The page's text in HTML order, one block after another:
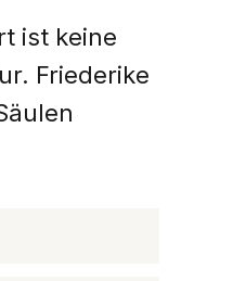
ist keine
Friederike